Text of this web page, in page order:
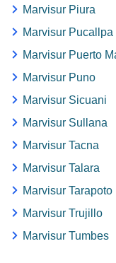
Marvisur Piura
Marvisur Pucallpa
Marvisur Puerto
Marvisur Puno
Marvisur Sicuani
Marvisur Sullana
Marvisur Tacna
Marvisur Talara
Marvisur Tarapoto
Marvisur Trujillo
Marvisur Tumbes